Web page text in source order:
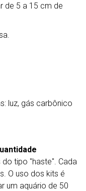
de 5 a 15 cm de
luz, gás carbônico
tipo "haste". Cada
O uso dos kits é
um aquário de 50